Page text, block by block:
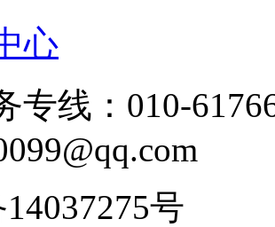
心
专线：010-
号